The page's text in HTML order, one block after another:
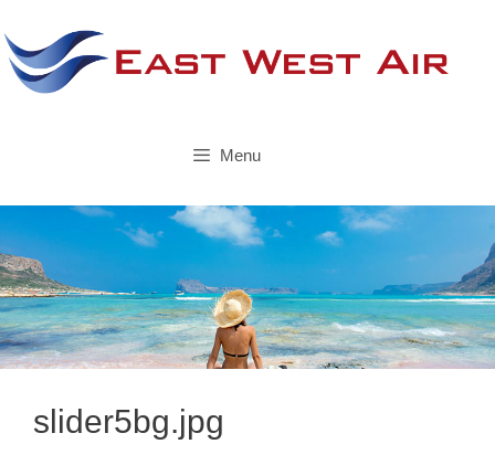
to
content
Menu
slider5bg.jpg